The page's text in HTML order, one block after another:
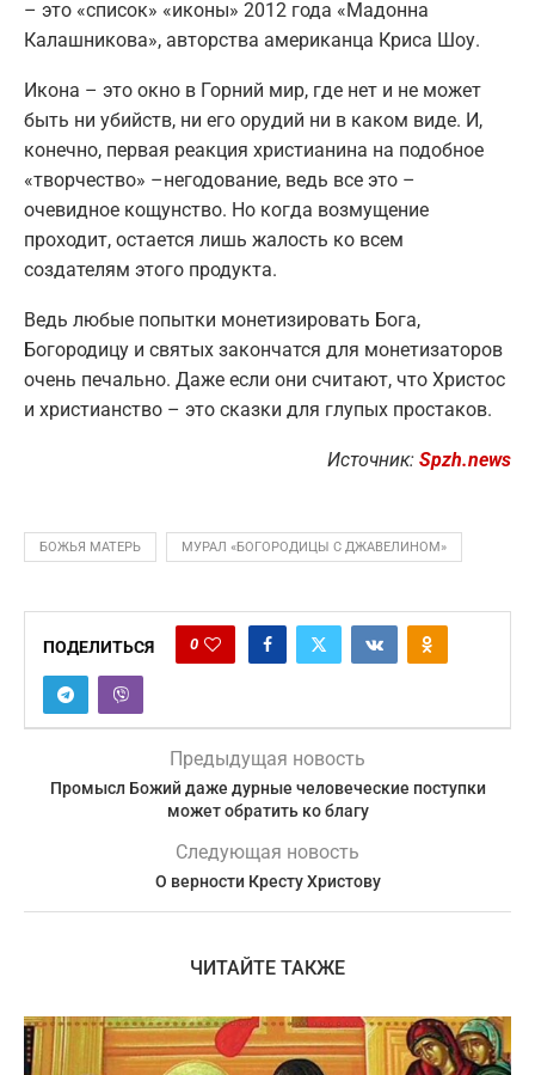
– это «список» «иконы» 2012 года «Мадонна
Калашникова», авторства американца Криса Шоу.
Икона – это окно в Горний мир, где нет и не может
быть ни убийств, ни его орудий ни в каком виде. И,
конечно, первая реакция христианина на подобное
«творчество» –негодование, ведь все это –
очевидное кощунство. Но когда возмущение
проходит, остается лишь жалость ко всем
создателям этого продукта.
Ведь любые попытки монетизировать Бога,
Богородицу и святых закончатся для монетизаторов
очень печально. Даже если они считают, что Христос
и христианство – это сказки для глупых простаков.
Источник: Spzh.news
БОЖЬЯ МАТЕРЬ МУРАЛ «БОГОРОДИЦЫ С ДЖАВЕЛИНОМ»
ПОДЕЛИТЬСЯ 0
Предыдущая новость
Промысл Божий даже дурные человеческие поступки
может обратить ко благу
Следующая новость
О верности Кресту Христову
ЧИТАЙТЕ ТАКЖЕ